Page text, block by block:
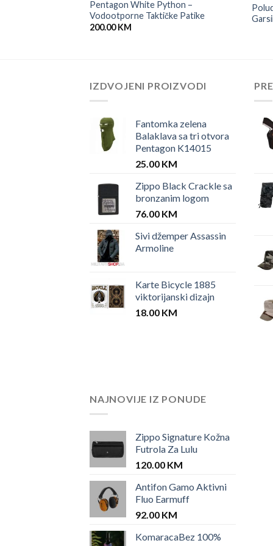
Pentagon White Python –
Vodootporne Taktičke Patike
200.00KM
IZDVOJENI PROIZVODI
Fantomka zelena
Balaklava sa tri otvora
Pentagon K14015
25.00 KM
Zippo Black Crackle sa
bronzanim logom
76.00 KM
Sivi džemper Assassin
Armoline
Karte Bicycle 1885
viktorijanski dizajn
18.00 KM
NAJNOVIJE IZ PONUDE
Zippo Signature Kožna
Futrola Za Lulu
120.00 KM
Antifon Gamo Aktivni
Fluo Earmuff
92.00 KM
KomaracaBez 100%